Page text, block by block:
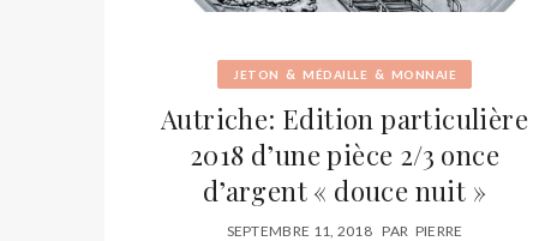
JETON & MÉDAILLE & MONNAIE
Autriche: Edition particulière
2018 d’une pièce 2/3 once
d’argent « douce nuit »
SEPTEMBRE 11, 2018 PAR PIERRE